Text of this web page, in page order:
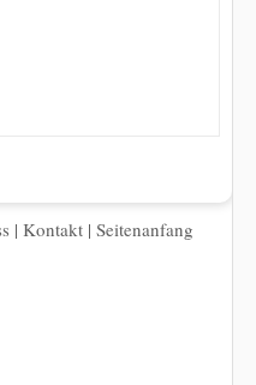
| Kontakt | Seitenanfang